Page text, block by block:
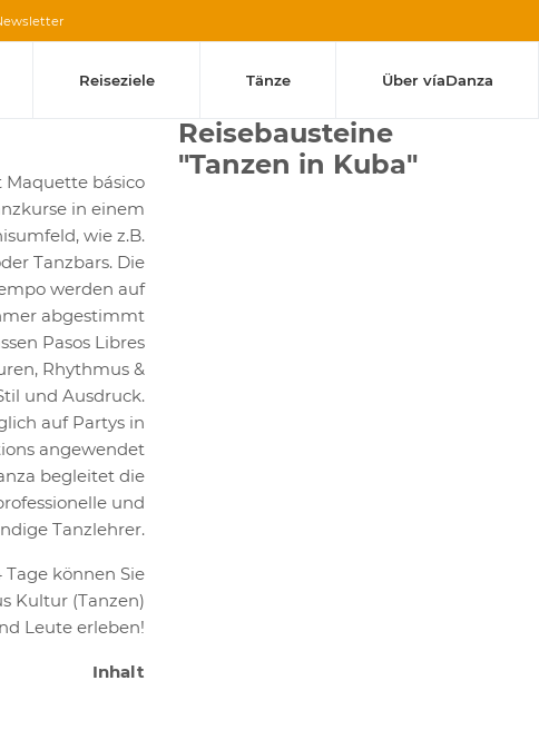
Reiseziele Tänze Über víaDanza
básico
in einem
wie z.B.
Tanzbars. Die
werden auf
abgestimmt
Pasos Libres
Rhythmus &
und Ausdruck.
auf Partys in
angewendet
begleitet die
und
Tanzlehrer.
Tage können Sie
Kultur (Tanzen)
Leute erleben!
Inhalt
Reisebausteine
"Tanzen in Kuba"